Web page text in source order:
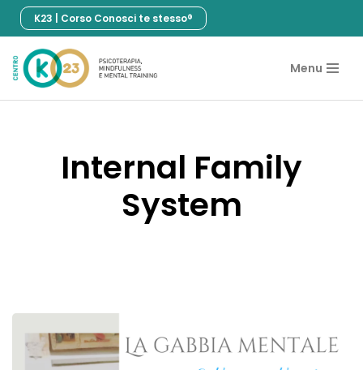
al
contenuto
K23 | Corso Conosci te stesso®
Menu
Internal Family
System